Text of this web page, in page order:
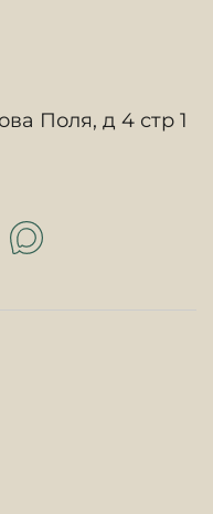
Поля, д 4 стр 1